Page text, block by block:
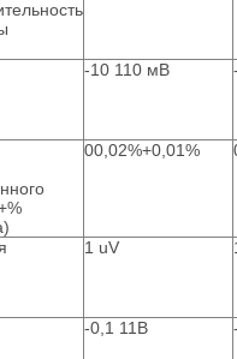
-10 110 мВ
00,02%+0,01%
1 uV
-0,1 11В